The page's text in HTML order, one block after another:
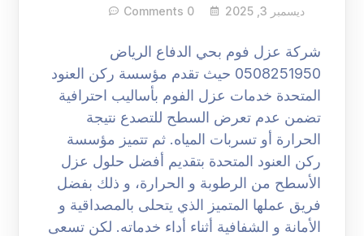
ديسمبر 3, 2025 0 Comments
شركة عزل فوم بحي الدفاع الرياض
0508251950 حيث تقدم مؤسسة ركن العنود
المتحدة خدمات عزل الفوم بأساليب احترافية
تضمن عدم تعرض السطح للتصدع نتيجة
الحرارة أو تسربات المياه. ثم تتميز مؤسسة
ركن العنود المتحدة بتقديم أفضل حلول عزل
الأسطح من الرطوبة و الحرارة، و ذلك بفضل
فريق عملها المتميز الذي يتحلى بالمصداقية و
الأمانة و الشفافية أثناء أداء خدماته. لكن تسعى